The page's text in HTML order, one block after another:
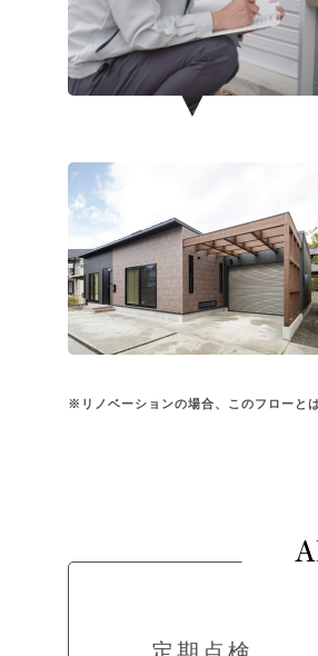
※リノベーションの場合、このフローと